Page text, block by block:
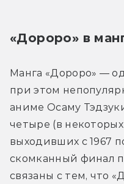
«Дороро» в
Манга «Дороро» —
при этом
аниме Осаму
четыре (в
выходивших с 1967
скомканный финал
связаны с тем, что